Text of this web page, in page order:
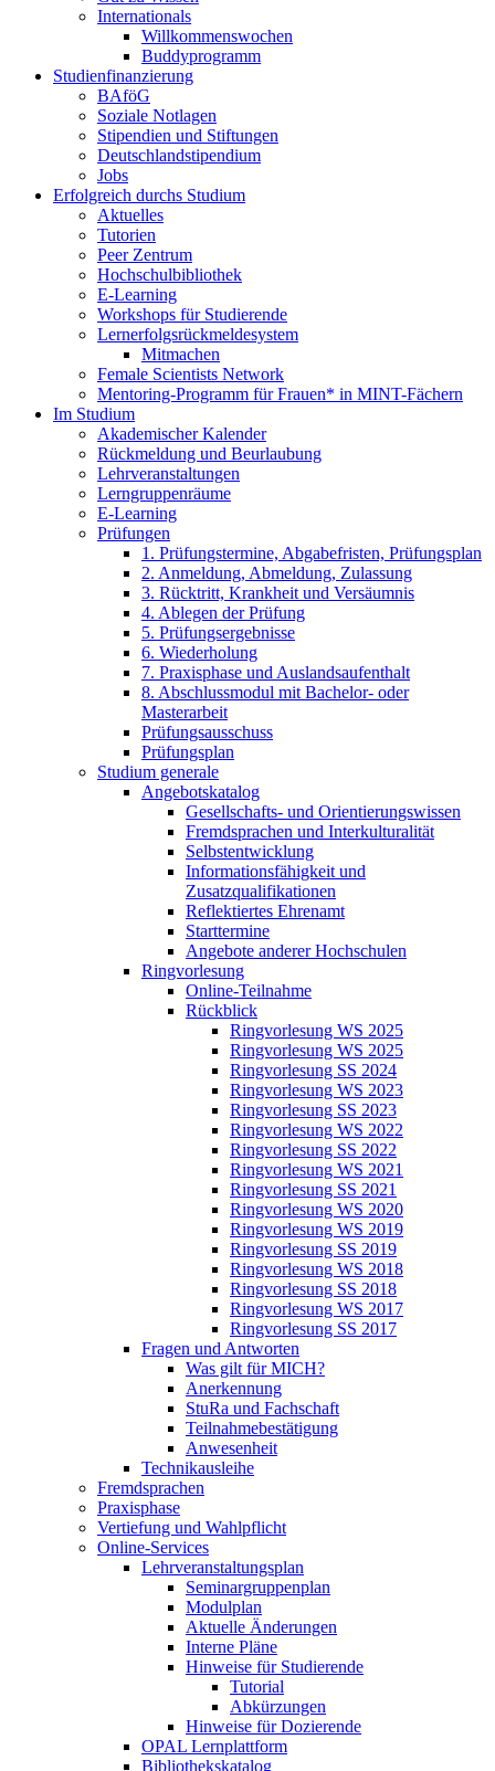
Internationals
Willkommenswochen
Buddyprogramm
Studienfinanzierung
BAföG
Soziale Notlagen
Stipendien und Stiftungen
Deutschlandstipendium
Jobs
Erfolgreich durchs Studium
Aktuelles
Tutorien
Peer Zentrum
Hochschulbibliothek
E-Learning
Workshops für Studierende
Lernerfolgsrückmeldesystem
Mitmachen
Female Scientists Network
Mentoring-Programm für Frauen* in MINT-Fächern
Im Studium
Akademischer Kalender
Rückmeldung und Beurlaubung
Lehrveranstaltungen
Lerngruppenräume
E-Learning
Prüfungen
1. Prüfungstermine, Abgabefristen, Prüfungsplan
2. Anmeldung, Abmeldung, Zulassung
3. Rücktritt, Krankheit und Versäumnis
4. Ablegen der Prüfung
5. Prüfungsergebnisse
6. Wiederholung
7. Praxisphase und Auslandsaufenthalt
8. Abschlussmodul mit Bachelor- oder
Masterarbeit
Prüfungsausschuss
Prüfungsplan
Studium generale
Angebotskatalog
Gesellschafts- und Orientierungswissen
Fremdsprachen und Interkulturalität
Selbstentwicklung
Informationsfähigkeit und
Zusatzqualifikationen
Reflektiertes Ehrenamt
Starttermine
Angebote anderer Hochschulen
Ringvorlesung
Online-Teilnahme
Rückblick
Ringvorlesung WS 2025
Ringvorlesung WS 2025
Ringvorlesung SS 2024
Ringvorlesung WS 2023
Ringvorlesung SS 2023
Ringvorlesung WS 2022
Ringvorlesung SS 2022
Ringvorlesung WS 2021
Ringvorlesung SS 2021
Ringvorlesung WS 2020
Ringvorlesung WS 2019
Ringvorlesung SS 2019
Ringvorlesung WS 2018
Ringvorlesung SS 2018
Ringvorlesung WS 2017
Ringvorlesung SS 2017
Fragen und Antworten
Was gilt für MICH?
Anerkennung
StuRa und Fachschaft
Teilnahmebestätigung
Anwesenheit
Technikausleihe
Fremdsprachen
Praxisphase
Vertiefung und Wahlpflicht
Online-Services
Lehrveranstaltungsplan
Seminargruppenplan
Modulplan
Aktuelle Änderungen
Interne Pläne
Hinweise für Studierende
Tutorial
Abkürzungen
Hinweise für Dozierende
OPAL Lernplattform
Bibliothekskatalog